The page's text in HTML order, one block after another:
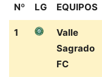
Nº LG EQUIPOS
Nº
LG EQUIPOS
1
Valle
Sagrado
FC